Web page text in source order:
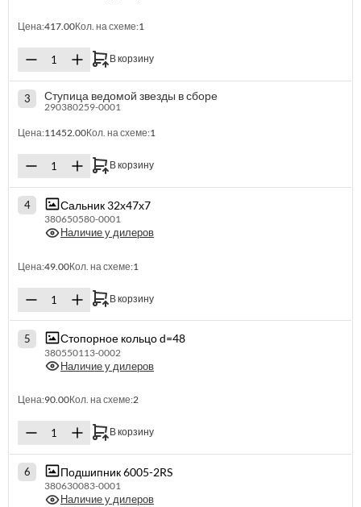
Цена:417.00Кол. на схеме:1
В корзину
3 Ступица ведомой звезды в сборе
290380259-0001
Цена:11452.00Кол. на схеме:1
В корзину
4 Сальник 32х47х7
380650580-0001
Наличие у дилеров
Цена:49.00Кол. на схеме:1
В корзину
5 Стопорное кольцо d=48
380550113-0002
Наличие у дилеров
Цена:90.00Кол. на схеме:2
В корзину
6 Подшипник 6005-2RS
380630083-0001
Наличие у дилеров